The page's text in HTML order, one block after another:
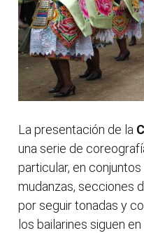
La presentación de la
una serie de
particular, en
mudanzas, secciones
por seguir tonadas y
los bailarines siguen